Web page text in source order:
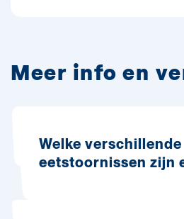
Meer info en
Welke verschillende
eetstoornissen zijn